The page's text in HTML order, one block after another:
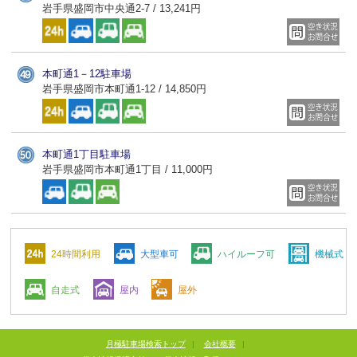
岩手県盛岡市中央通2-7 / 13,241円
本町通1－12駐車場
岩手県盛岡市本町通1-12 / 14,850円
本町通1丁目駐車場
岩手県盛岡市本町通1丁目 / 11,000円
24時間利用 大型車可 ハイルーフ可 機械式
自走式 屋内 屋外
月極駐車場検索トップ | 会社概要
|